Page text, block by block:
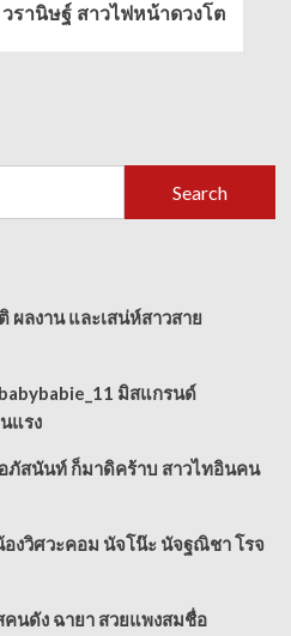
รานิษฐ์ สาวไฟหน้าดวงโต
Search
ผลงาน และเสน่ห์สาวสาย
มิสแกรนด์
แรง
ภัสนันท์ ก็มาดิคร้าบ สาวไทอินคน
องวิศวะคอม นัจโน๊ะ นัจฐณิชา โรจ
นดัง ฉายา สวยแพงสมชื่อ